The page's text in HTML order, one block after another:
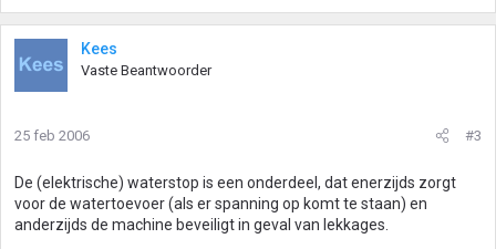
Kees
Vaste Beantwoorder
25 feb 2006 #3
De (elektrische) waterstop is een onderdeel, dat enerzijds zorgt
voor de watertoevoer (als er spanning op komt te staan) en
anderzijds de machine beveiligt in geval van lekkages.